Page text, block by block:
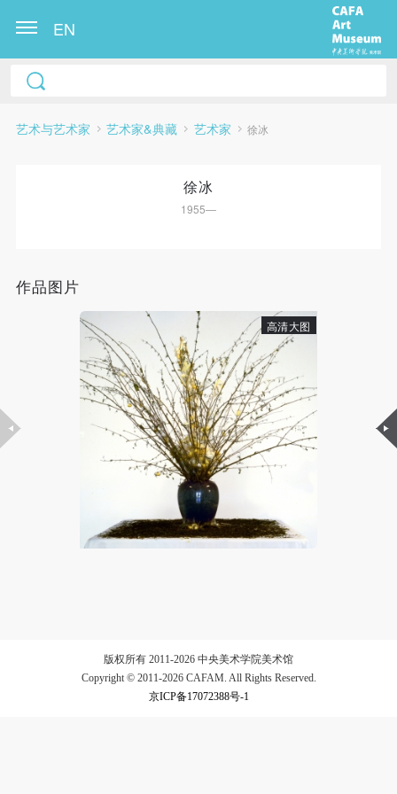
EN
艺术与艺术家 艺术家&典藏 艺术家 徐冰
徐冰
1955—
作品图片
高清大图
版权所有 2011-2026 中央美术学院美术馆
Copyright © 2011-2026 CAFAM. All Rights Reserved.
京ICP备17072388号-1
手机号码
发送验证码
手机号码将作为您的登录账号
登录
可使用雅昌艺术网会员账户登录